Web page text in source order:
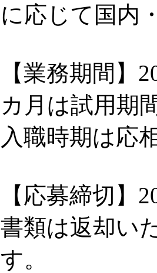
に応じて国内
【業務期間】
カ月は試用期
入職時期は応
【応募締切】
書類は返却い
す。